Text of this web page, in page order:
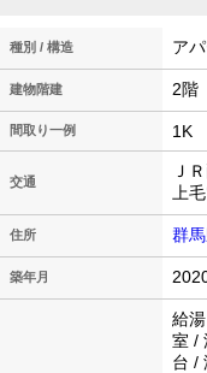
種別 / 構造 ア
建物階建 2階
間取り一例 1K
交通
Ｊ
上
住所 群
築年月
給
室 /
台 /